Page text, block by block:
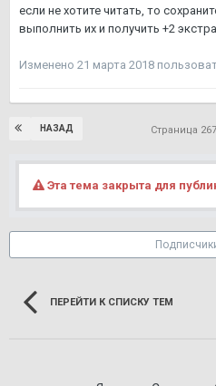
если не хотите читать, то
выполнить их и получить +2
Изменено 21 марта 2018
НАЗАД Страница
Эта тема закрыта для
ПЕРЕЙТИ К СПИСКУ ТЕМ